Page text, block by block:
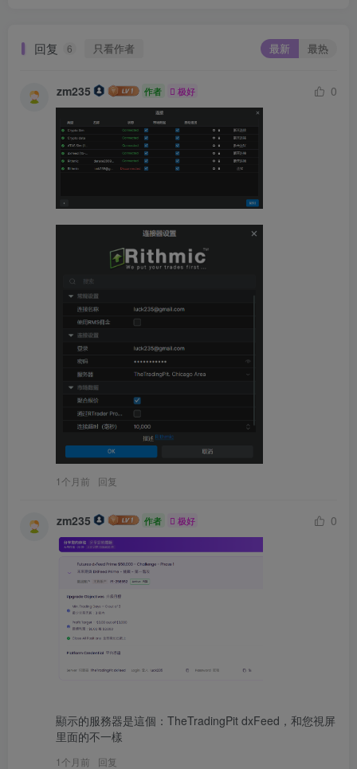
回复 6 只看作者 最新 最热
zm235 作者 极好 0
1个月前 回复
zm235 作者 极好 0
顯示的服務器是這個：TheTradingPit dxFeed，和您視屏
里面的不一樣
1个月前 回复